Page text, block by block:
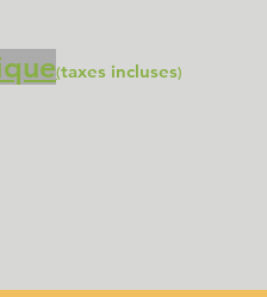
(taxes incluses)